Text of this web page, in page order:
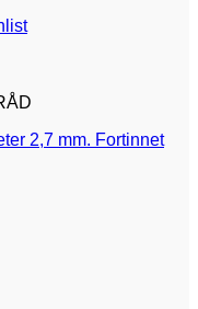
2,7 mm. Fortinnet